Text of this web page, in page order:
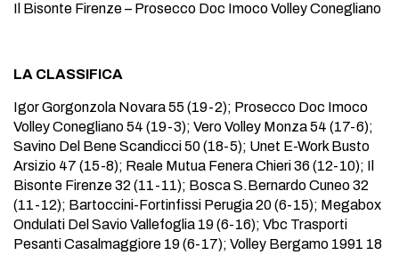
Il Bisonte Firenze – Prosecco Doc Imoco Volley Conegliano
LA CLASSIFICA
Igor Gorgonzola Novara 55 (19-2); Prosecco Doc Imoco
Volley Conegliano 54 (19-3); Vero Volley Monza 54 (17-6);
Savino Del Bene Scandicci 50 (18-5); Unet E-Work Busto
Arsizio 47 (15-8); Reale Mutua Fenera Chieri 36 (12-10); Il
Bisonte Firenze 32 (11-11); Bosca S.Bernardo Cuneo 32
(11-12); Bartoccini-Fortinfissi Perugia 20 (6-15); Megabox
Ondulati Del Savio Vallefoglia 19 (6-16); Vbc Trasporti
Pesanti Casalmaggiore 19 (6-17); Volley Bergamo 1991 18